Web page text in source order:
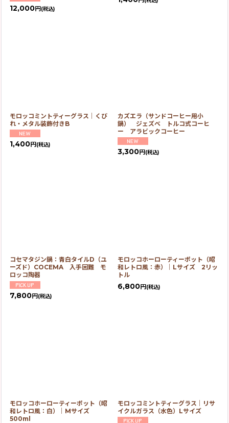
12,000円 (税込)
モロッコミントティーグラス｜くび
れ・メタル装飾付きB
1,400円 (税込)
カズエラ（サンドコーヒー用小
鍋） ジェズベ トルコ式コーヒ
ー アラビックコーヒー
3,300円 (税込)
コセマタジン鍋：青白タイルD（ユ
ーズド）COCEMA 入手困難 モ
ロッコ陶器
7,800円(税込)
モロッコホーローティーポット（昭
和レトロ風：赤）｜Lサイズ 2リッ
トル
6,800円 (税込)
モロッコホーローティーポット（昭
和レトロ風：白）｜Mサイズ
500ml
モロッコミントティーグラス｜リサ
イクルガラス（水色）Lサイズ